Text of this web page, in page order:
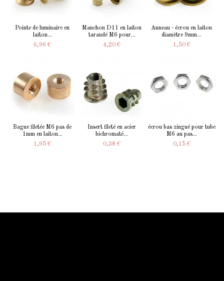
Pointe de luminaire en
laiton...
6,96 €
Manchon D11 en laiton
taraudé M6 pour...
4,20 €
Anneau - écrou en laiton
diamètre 9mm...
1,50 €
Bague filetée M6 pas de
1mm en laiton...
1,95 €
Insert fileté en acier
bichromaté...
0,38 €
écrou bas zingué pour tube
M6 au pas...
0,15 €